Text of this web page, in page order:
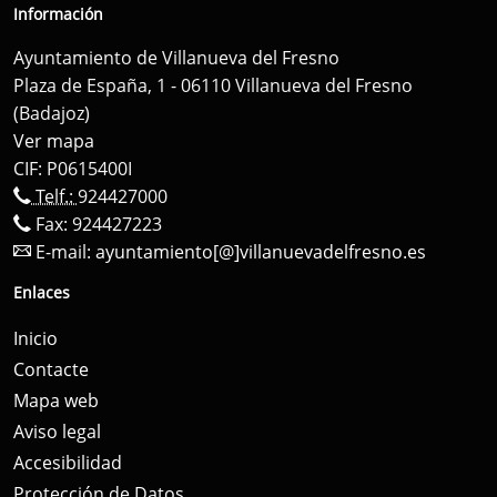
Información
Ayuntamiento de Villanueva del Fresno
Plaza de España, 1 - 06110 Villanueva del Fresno
(Badajoz)
Ver mapa
CIF: P0615400I
Telf.: 924427000
Fax: 924427223
E-mail: ayuntamiento[@]villanuevadelfresno.es
Enlaces
Inicio
Contacte
Mapa web
Aviso legal
Accesibilidad